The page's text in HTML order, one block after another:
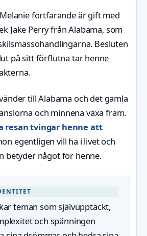
fortfarande är gift med
Jake Perry från Alabama, som
Besluten
på sitt förflutna tar henne
till Alabama och det gamla
och minnena växa fram.
resan tvingar henne att
egentligen vill ha i livet och
betyder något för henne.
teman som självupptäckt,
och spänningen